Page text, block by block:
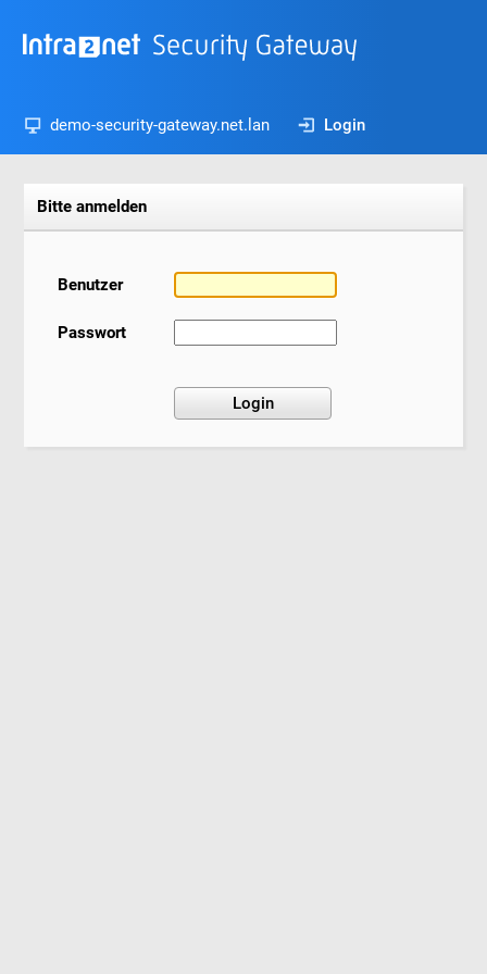
demo-security-gateway.net.lan Login
Bitte anmelden
Benutzer
Passwort